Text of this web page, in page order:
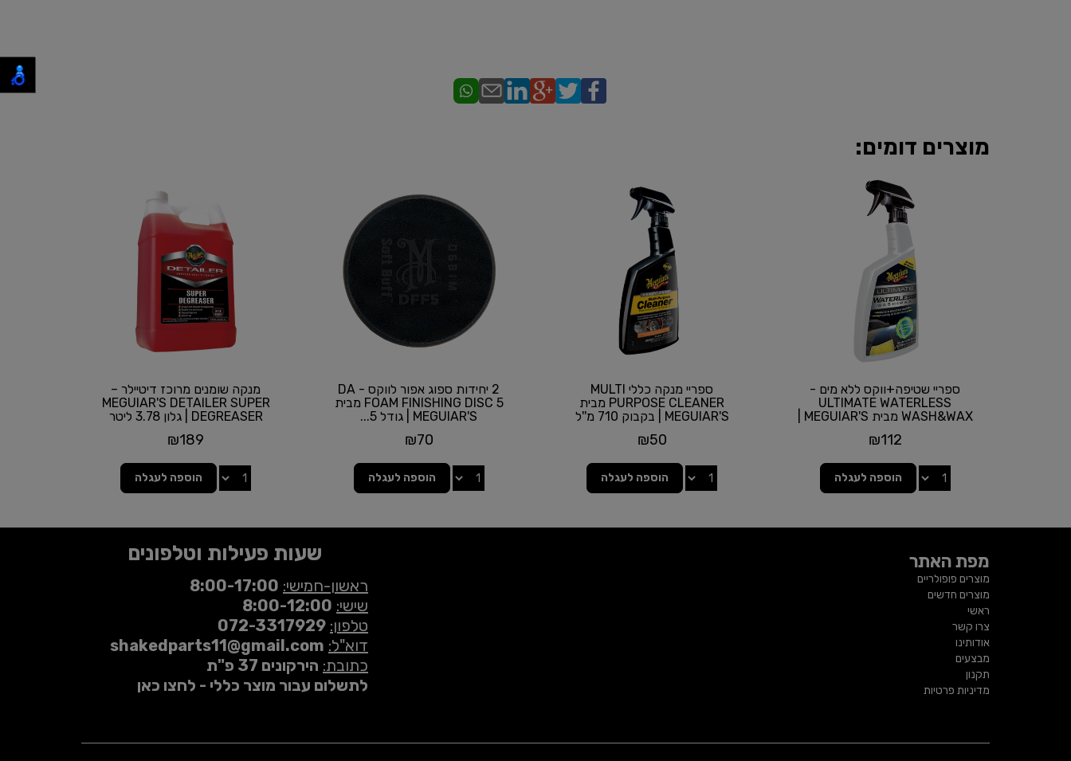
מוצרים דומים:
ספריי שטיפה+ווקס ללא מים -
ULTIMATE WATERLESS
₪112
הוספה לעגלה
ספריי מנקה כללי MULTI
PURPOSE CLEANER מבית
MEGUIAR'S | בקבוק 710 מ''ל
₪50
הוספה לעגלה
2 יחידות ספוג אפור לווקס - DA
FOAM FINISHING DISC 5 מבית
MEGUIAR'S | גודל 5...
₪70
הוספה לעגלה
מנקה שומנים מרוכז דיטיילר –
MEGUIAR'S DETAILER SUPER
DEGREASER | גלון 3.78 ליטר
₪189
הוספה לעגלה
מפת האתר
מוצרים פופולריים
מוצרים חדשים
ראשי
צרו קשר
אודותינו
מבצעים
תקנון
מדיניות פרטיות
שעות פעילות וטלפונים
ראשון-חמישי: 8:00-17:00
שישי: 8:00-12:00
טלפון: 072-3317929
דוא"ל: shakedparts11@gmail.com
כתובת: הירקונים 37 פ"ת
לתשלום עבור מוצר כללי - לחצו כאן